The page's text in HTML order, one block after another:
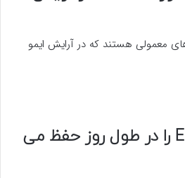
معمولی هستند که در آرایش ایمو
چگونه آرایش EMO را در طول روز حفظ می